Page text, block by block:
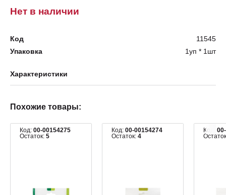
Нет в наличии
Код
11545
Упаковка
1уп * 1шт
Характеристики
Похожие товары:
Код: 00-00154275
Остаток: 5
Код: 00-00154274
Остаток: 4
Код: